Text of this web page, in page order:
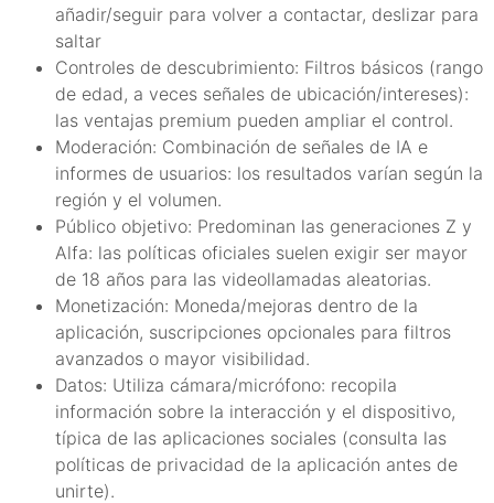
añadir/seguir para volver a contactar, deslizar para
saltar
Controles de descubrimiento: Filtros básicos (rango
de edad, a veces señales de ubicación/intereses):
las ventajas premium pueden ampliar el control.
Moderación: Combinación de señales de IA e
informes de usuarios: los resultados varían según la
región y el volumen.
Público objetivo: Predominan las generaciones Z y
Alfa: las políticas oficiales suelen exigir ser mayor
de 18 años para las videollamadas aleatorias.
Monetización: Moneda/mejoras dentro de la
aplicación, suscripciones opcionales para filtros
avanzados o mayor visibilidad.
Datos: Utiliza cámara/micrófono: recopila
información sobre la interacción y el dispositivo,
típica de las aplicaciones sociales (consulta las
políticas de privacidad de la aplicación antes de
unirte).